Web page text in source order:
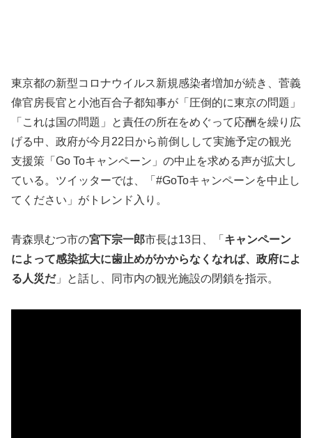
東京都の新型コロナウイルス新規感染者増加が続き、菅義
偉官房長官と小池百合子都知事が「圧倒的に東京の問題」
「これは国の問題」と責任の所在をめぐって応酬を繰り広
げる中、政府が今月22日から前倒しして実施予定の観光
支援策「Go Toキャンペーン」の中止を求める声が拡大し
ている。ツイッターでは、「#GoToキャンペーンを中止し
てください」がトレンド入り。
青森県むつ市の宮下宗一郎市長は13日、「 キャンペーン
によって感染拡大に歯止めがかからなくなれば、政府によ
る人災だ」と話し、同市内の観光施設の閉鎖を指示。